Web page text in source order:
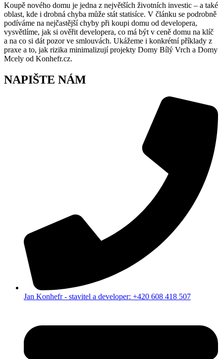
Koupě nového domu je jedna z největších životních investic – a také
oblast, kde i drobná chyba může stát statisíce. V článku se podrobně
podíváme na nejčastější chyby při koupi domu od developera,
vysvětlíme, jak si ověřit developera, co má být v ceně domu na klíč
a na co si dát pozor ve smlouvách. Ukážeme i konkrétní příklady z
praxe a to, jak rizika minimalizují projekty Domy Bílý Vrch a Domy
Mcely od Konhefr.cz.
NAPIŠTE NÁM
Jan Konhefr - stavitel a developer: +420 608 418 507